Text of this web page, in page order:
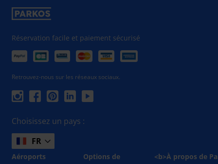
Réservation facile et paiement sécurisé
Retrouvez-nous sur les réseaux sociaux.
Choisissez un pays :
FR
Aéroports
Options de
<b>À propos de